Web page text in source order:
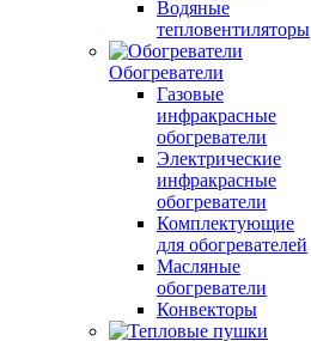
Водяные
тепловентиляторы
Обогреватели
Газовые
инфракрасные
обогреватели
Электрические
инфракрасные
обогреватели
Комплектующие
для обогревателей
Масляные
обогреватели
Конвекторы